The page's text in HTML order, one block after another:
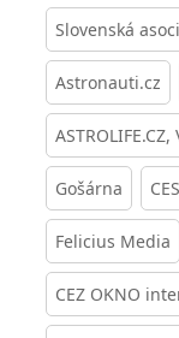
Slovenská
Astronauti.cz
ASTROLIFE.CZ,
Gošárna
Felicius Media
CEZ OKNO